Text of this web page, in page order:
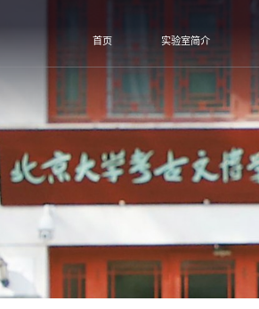
首页 实验室简介